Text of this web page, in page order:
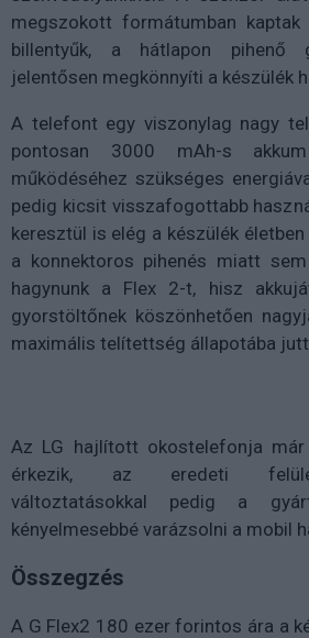
megszokott formátumban
billentyűk, a hátlapon pihenő
jelentősen megkönnyíti a készülék
A telefont egy viszonylag nagy
pontosan 3000 mAh-s
működéséhez szükséges
pedig kicsit visszafogottabb
keresztül is elég a készülék
a konnektoros pihenés miatt
hagynunk a Flex 2-t, hisz
gyorstöltőnek köszönhetően
maximális telítettség állapotába
Az LG hajlított okostelefonja
érkezik, az eredeti
változtatásokkal pedig a
kényelmesebbé varázsolni a mobil
Összegzés
A G Flex2 180 ezer forintos ára a